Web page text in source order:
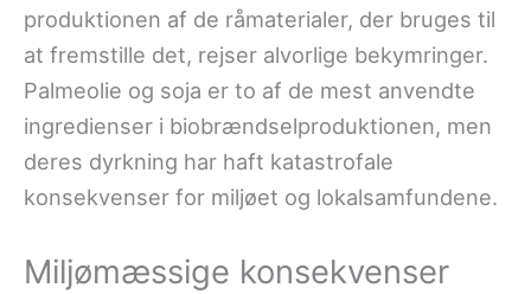
produktionen af de råmaterialer, der bruges til
at fremstille det, rejser alvorlige bekymringer.
Palmeolie og soja er to af de mest anvendte
ingredienser i biobrændselproduktionen, men
deres dyrkning har haft katastrofale
konsekvenser for miljøet og lokalsamfundene.
Miljømæssige konsekvenser